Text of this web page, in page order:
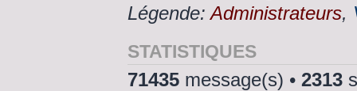
Légende:Administrateurs,
STATISTIQUES
71435 message(s) • 2313